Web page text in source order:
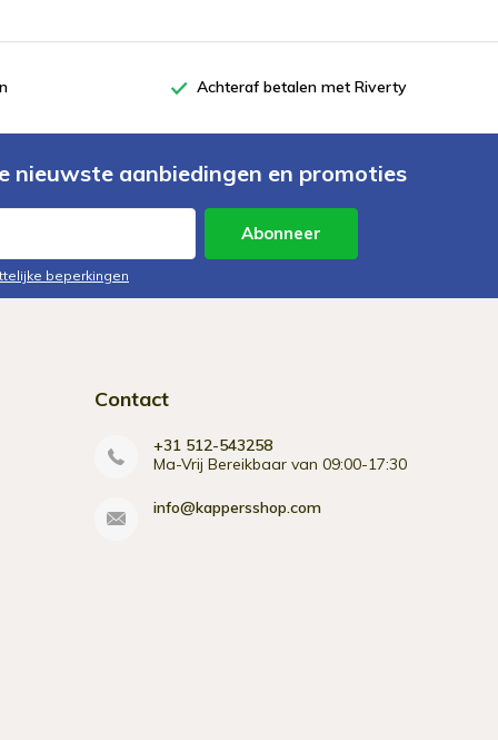
Achteraf betalen met Riverty
nieuwste aanbiedingen en promoties
Abonneer
beperkingen
Contact
+31 512-543258
Ma-Vrij Bereikbaar van 09:00-17:30
info@kappersshop.com